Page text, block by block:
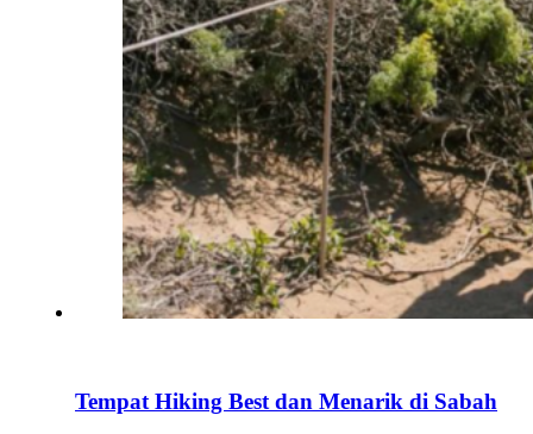
Tempat Hiking Best dan Menarik di Sabah